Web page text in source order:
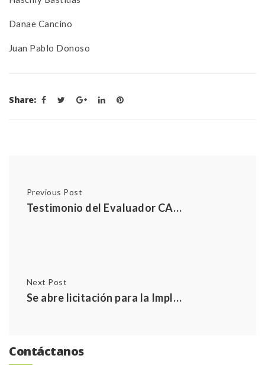
Danae Cancino
Juan Pablo Donoso
Share:
Previous Post
Testimonio del Evaluador CAPE Krystian Feucht en el marco de la Sexta Jornada de Acreditación de Evaluadores CAPE – 2023
Next Post
Se abre licitación para la Implementación del Curso de Acreditación de Evaluadores CAPE e-learning
Contáctanos